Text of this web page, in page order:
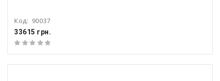
Код: 90037
33615 грн.